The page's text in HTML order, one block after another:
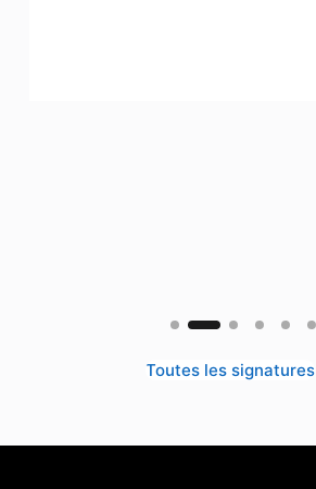
Toutes les signatures